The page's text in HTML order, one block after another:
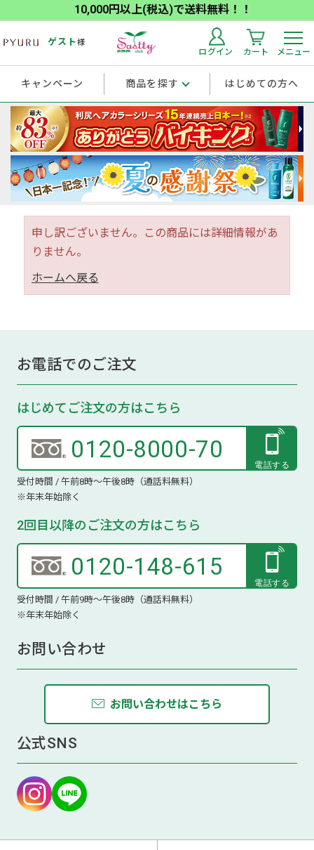
10,000円以上(税込)で送料無料！！
ゲスト様
ログイン カート メニュー
キャンペーン 商品を探す はじめての方へ
申し訳ございません。この商品には詳細情報があ
りません。
ホームへ戻る
お電話でのご注文
はじめてご注文の方はこちら
0120-8000-70
受付時間 / 午前8時～午後8時（通話料無料）
※年末年始除く
2回目以降のご注文の方はこちら
0120-148-615
受付時間 / 午前9時～午後8時（通話料無料）
※年末年始除く
お問い合わせ
お問い合わせはこちら
公式SNS